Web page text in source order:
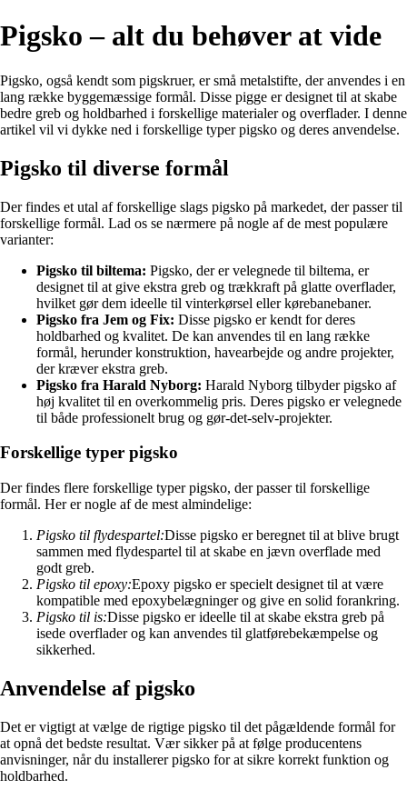
Pigsko – alt du behøver at vide
Pigsko, også kendt som pigskruer, er små metalstifte, der anvendes i en
lang række byggemæssige formål. Disse pigge er designet til at skabe
bedre greb og holdbarhed i forskellige materialer og overflader. I denne
artikel vil vi dykke ned i forskellige typer pigsko og deres anvendelse.
Pigsko til diverse formål
Der findes et utal af forskellige slags pigsko på markedet, der passer til
forskellige formål. Lad os se nærmere på nogle af de mest populære
varianter:
Pigsko til biltema: Pigsko, der er velegnede til biltema, er
designet til at give ekstra greb og trækkraft på glatte overflader,
hvilket gør dem ideelle til vinterkørsel eller kørebanebaner.
Pigsko fra Jem og Fix: Disse pigsko er kendt for deres
holdbarhed og kvalitet. De kan anvendes til en lang række
formål, herunder konstruktion, havearbejde og andre projekter,
der kræver ekstra greb.
Pigsko fra Harald Nyborg: Harald Nyborg tilbyder pigsko af
høj kvalitet til en overkommelig pris. Deres pigsko er velegnede
til både professionelt brug og gør-det-selv-projekter.
Forskellige typer pigsko
Der findes flere forskellige typer pigsko, der passer til forskellige
formål. Her er nogle af de mest almindelige:
Pigsko til flydespartel:Disse pigsko er beregnet til at blive brugt
sammen med flydespartel til at skabe en jævn overflade med
godt greb.
Pigsko til epoxy:Epoxy pigsko er specielt designet til at være
kompatible med epoxybelægninger og give en solid forankring.
Pigsko til is:Disse pigsko er ideelle til at skabe ekstra greb på
isede overflader og kan anvendes til glatførebekæmpelse og
sikkerhed.
Anvendelse af pigsko
Det er vigtigt at vælge de rigtige pigsko til det pågældende formål for
at opnå det bedste resultat. Vær sikker på at følge producentens
anvisninger, når du installerer pigsko for at sikre korrekt funktion og
holdbarhed.